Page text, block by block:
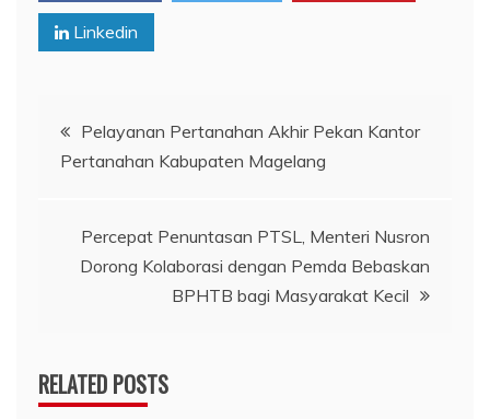
Linkedin
Navigasi
pos
Pelayanan Pertanahan Akhir Pekan Kantor
Pertanahan Kabupaten Magelang
Percepat Penuntasan PTSL, Menteri Nusron
Dorong Kolaborasi dengan Pemda Bebaskan
BPHTB bagi Masyarakat Kecil
RELATED POSTS